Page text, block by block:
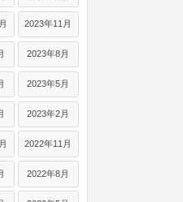
2023年11月
2023年8月
2023年5月
2023年2月
2022年11月
2022年8月